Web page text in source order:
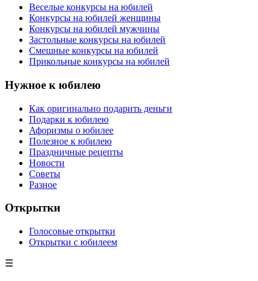
Веселые конкурсы на юбилей
Конкурсы на юбилей женщины
Конкурсы на юбилей мужчины
Застольные конкурсы на юбилей
Смешные конкурсы на юбилей
Прикольные конкурсы на юбилей
Нужное к юбилею
Как оригинально подарить деньги
Подарки к юбилею
Афоризмы о юбилее
Полезное к юбилею
Праздничные рецепты
Новости
Советы
Разное
Открытки
Голосовые открытки
Открытки с юбилеем
☰